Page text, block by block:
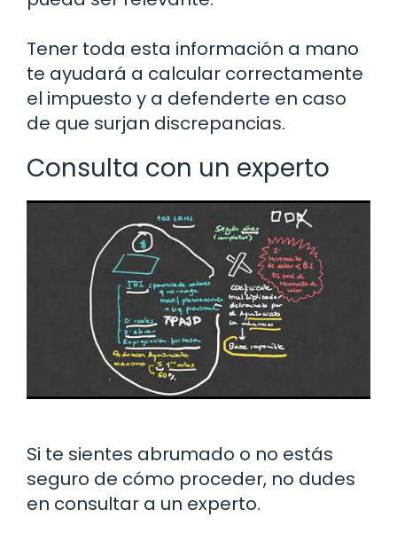
Tener toda esta información a mano
te ayudará a calcular correctamente
el impuesto y a defenderte en caso
de que surjan discrepancias.
Consulta con un experto
Si te sientes abrumado o no estás
seguro de cómo proceder, no dudes
en consultar a un experto.